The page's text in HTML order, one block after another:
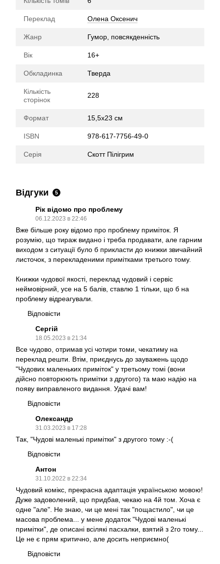
Переклад Олена Оксенич
Жанр Гумор, повсякденність
Вік 16+
Обкладинка Тверда
Кількість
сторінок
228
Формат 15,5х23 см
ISBN 978-617-7756-49-0
Серія Скотт Пілігрим
Відгуки 5
Рік відомо про проблему
06.12.2023 в 22:46
Вже більше року відомо про проблему приміток. Я
розумію, що тираж видано і треба продавати, але гарним
виходом з ситуації було б прикласти до книжки звичайний
листочок, з перекладеними примітками третього тому.
Книжки чудової якості, переклад чудовий і сервіс
неймовірний, усе на 5 балів, ставлю 1 тільки, що б на
проблему відреагували.
Відповісти
Сергій
18.05.2023 в 21:34
Все чудово, отримав усі чотири томи, чекатиму на
переклад решти. Втім, приєднусь до зауважень щодо
"Чудових маленьких приміток" у третьому томі (вони
дійсно повторюють примітки з другого) та маю надію на
появу виправленого видання. Удачі вам!
Відповісти
Олександр
31.03.2023 в 17:28
Так, "Чудові маленькі примітки" з другого тому :-(
Відповісти
Антон
31.10.2022 в 22:34
Чудовий комікс, прекрасна адаптація українською мовою!
Дуже задоволений, що придбав, чекаю на 4й том. Хоча є
одне "але". Не знаю, чи це мені так "пощастило", чи це
масова проблема... у мене додаток "Чудові маленькі
примітки", де описані всілякі пасхалки, взятий з 2го тому...
Це не є прям критично, але досить неприємно(
Відповісти